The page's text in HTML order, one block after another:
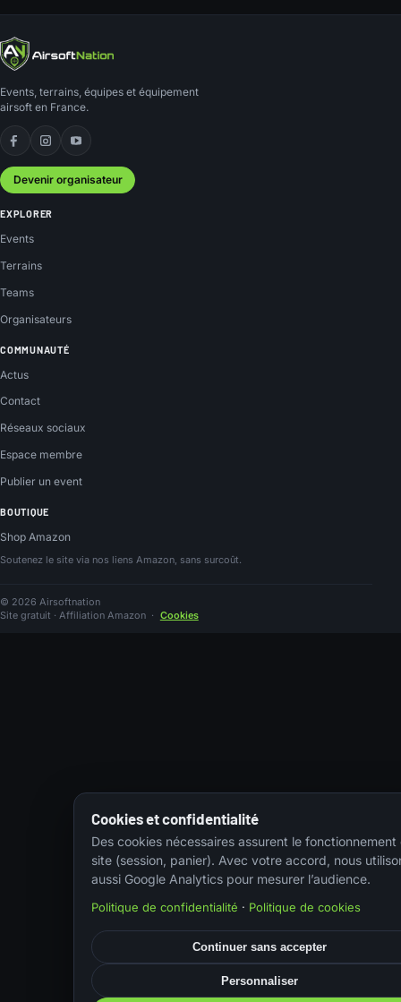
Events, terrains, équipes et équipement
airsoft en France.
Facebook
Instagram
YouTube
Devenir organisateur
EXPLORER
Events
Terrains
Teams
Organisateurs
COMMUNAUTÉ
Actus
Contact
Réseaux sociaux
Espace membre
Publier un event
BOUTIQUE
Shop Amazon
Soutenez le site via nos liens Amazon, sans surcoût.
© 2026 Airsoftnation
Site gratuit · Affiliation Amazon · Cookies
Cookies et confidentialité
Des cookies nécessaires assurent le fonctionnement
site (session, panier). Avec votre accord, nous
aussi Google Analytics pour mesurer l’audience.
Politique de confidentialité · Politique de cookies
Continuer sans accepter
Personnaliser